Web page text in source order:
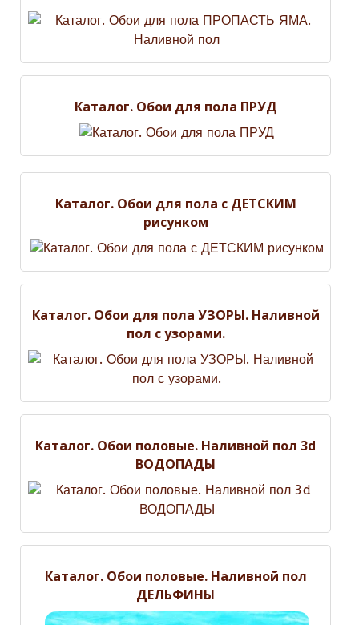
Каталог. Обои для пола ПРУД
Каталог. Обои для пола с ДЕТСКИМ
рисунком
Каталог. Обои для пола УЗОРЫ. Наливной
пол с узорами.
Каталог. Обои половые. Наливной пол 3d
ВОДОПАДЫ
Каталог. Обои половые. Наливной пол
ДЕЛЬФИНЫ